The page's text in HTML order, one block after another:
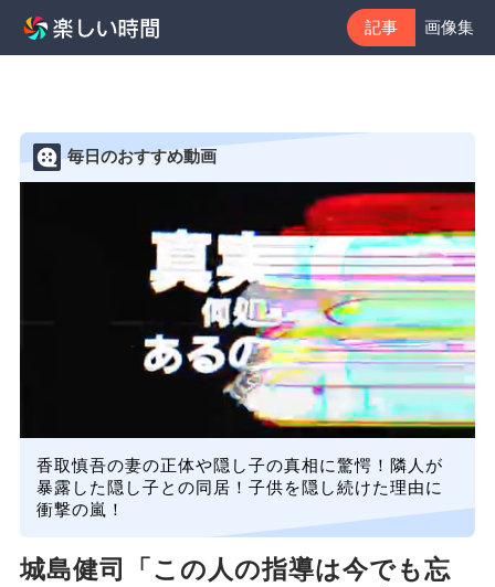
記事 画像集
毎日のおすすめ動画
香取慎吾の妻の正体や隠し子の真相に驚愕！隣人が
暴露した隠し子との同居！子供を隠し続けた理由に
衝撃の嵐！
城島健司「この人の指導は今でも忘